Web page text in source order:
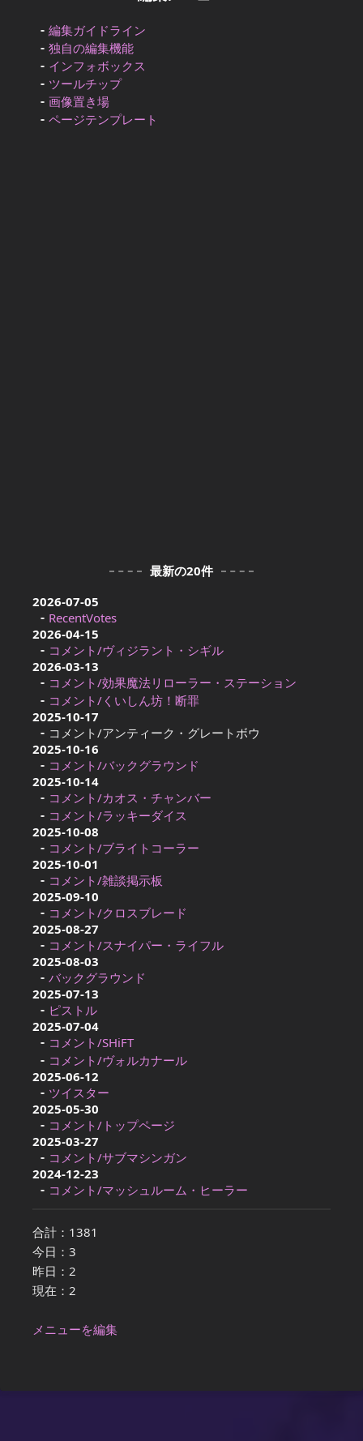
編集ガイドライン
独自の編集機能
インフォボックス
ツールチップ
画像置き場
ページテンプレート
最新の20件
2026-07-05
RecentVotes
2026-04-15
コメント/ヴィジラント・シギル
2026-03-13
コメント/効果魔法リローラー・ステーション
コメント/くいしん坊！断罪
2025-10-17
コメント/アンティーク・グレートボウ
2025-10-16
コメント/バックグラウンド
2025-10-14
コメント/カオス・チャンバー
コメント/ラッキーダイス
2025-10-08
コメント/ブライトコーラー
2025-10-01
コメント/雑談掲示板
2025-09-10
コメント/クロスブレード
2025-08-27
コメント/スナイパー・ライフル
2025-08-03
バックグラウンド
2025-07-13
ピストル
2025-07-04
コメント/SHiFT
コメント/ヴォルカナール
2025-06-12
ツイスター
2025-05-30
コメント/トップページ
2025-03-27
コメント/サブマシンガン
2024-12-23
コメント/マッシュルーム・ヒーラー
合計：1381
今日：3
昨日：2
現在：2
メニューを編集